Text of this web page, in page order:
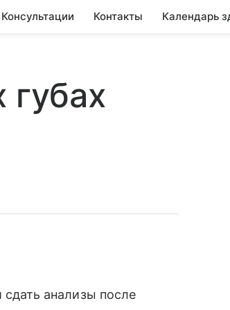
Консультации Контакты Календарь
губах
анализы после